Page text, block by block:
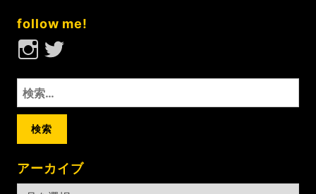
載
follow me!
Instagram
Twitter
検
索:
アーカイブ